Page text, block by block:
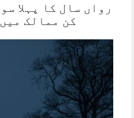
رواں سال کا پہلا
کن ممالک